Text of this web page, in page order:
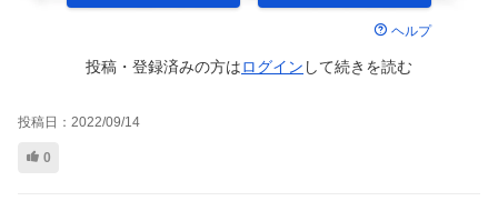
ヘルプ
投稿・登録済みの方はログイン して続きを読む
投稿日： 2022/09/14
0